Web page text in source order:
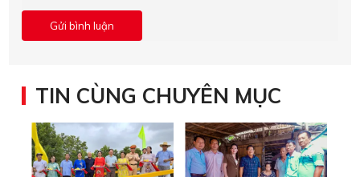
TIN CÙNG CHUYÊN MỤC